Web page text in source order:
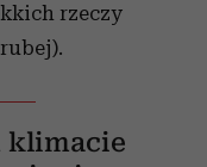
rzeczy
klimacie